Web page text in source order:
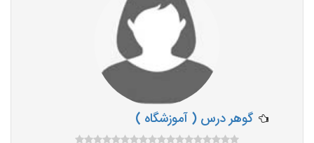
آموزشگاه ها
گوهر درس ( آموزشگاه )